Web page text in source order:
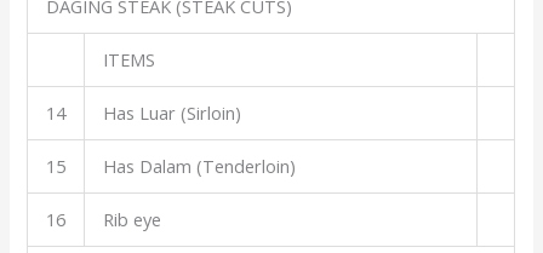
DAGING STEAK (STEAK CUTS)
ITEMS
14 Has Luar (Sirloin)
15 Has Dalam (Tenderloin)
16 Rib eye